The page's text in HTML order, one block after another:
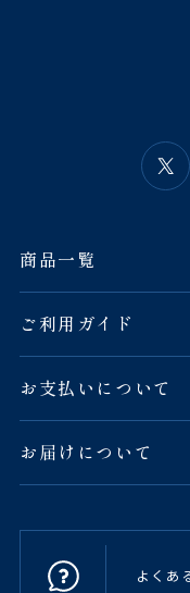
商品一覧
ご利用ガイド
お支払いについて
お届けについて
よくあ